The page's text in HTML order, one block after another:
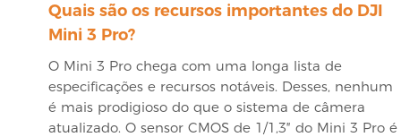
Quais são os recursos importantes do DJI
Mini 3 Pro?
O Mini 3 Pro chega com uma longa lista de
especificações e recursos notáveis. Desses, nenhum
é mais prodigioso do que o sistema de câmera
atualizado. O sensor CMOS de 1/1,3″ do Mini 3 Pro é